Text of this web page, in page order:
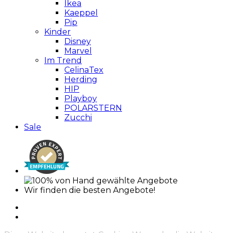
Ikea
Kaeppel
Pip
Kinder
Disney
Marvel
Im Trend
CelinaTex
Herding
HIP
Playboy
POLARSTERN
Zucchi
Sale
Wir finden die besten Angebote!